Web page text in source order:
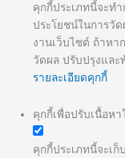
คุกกี้ประเภทนี้จะท
ประโยชน์ในการวั
งานเว็บไซต์ ถ้าหา
วัดผล ปรับปรุงแล
รายละเอียดคุกกี้
คุกกี้เพื่อปรับเนื้อห
คุกกี้ประเภทนี้จะเ